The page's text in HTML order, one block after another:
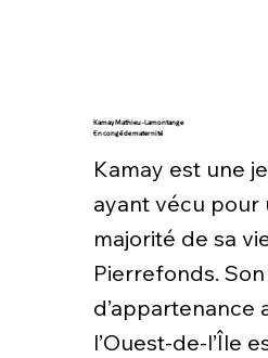
Kamay Mathieu-Lamontange
En congé de maternité
Kamay est une
ayant vécu pour
majorité de sa
Pierrefonds.
d’appartenance
l’Ouest-de-l’Île